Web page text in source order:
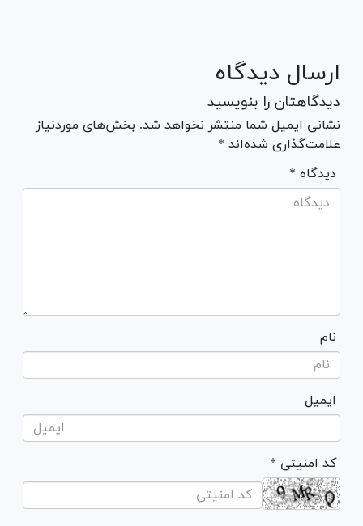
ارسال دیدگاه
دیدگاهتان را بنویسید
نشانی ایمیل شما منتشر نخواهد شد. بخش‌های موردنیاز
علامت‌گذاری شده‌اند *
* دیدگاه
نام
ایمیل
* کد امنیتی